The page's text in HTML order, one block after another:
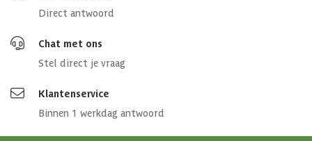
Direct antwoord
Chat met ons
Stel direct je vraag
Klantenservice
Binnen 1 werkdag antwoord